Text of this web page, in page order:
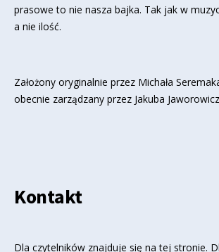
prasowe to nie nasza bajka. Tak jak w
a nie ilość.
Założony oryginalnie przez Michała
obecnie zarządzany przez Jakuba
Kontakt
Dla czytelników znajduje się na tej stronie.